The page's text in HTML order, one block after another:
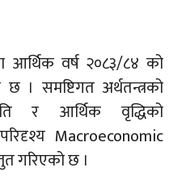
आर्थिक वर्ष २०८३/८४ को
। समष्टिगत अर्थतन्त्रको
र आर्थिक वृद्धिको
Macroeconomic
गरिएको छ ।